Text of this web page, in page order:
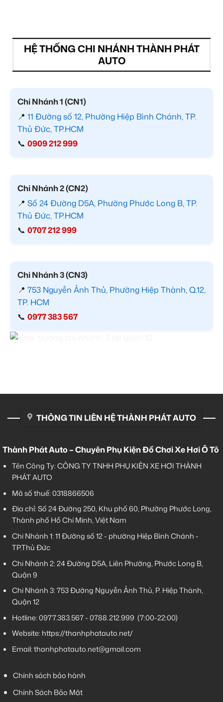
HỆ THỐNG CHI NHÁNH THÀNH PHÁT
AUTO
Chi Nhánh 1 (CN1)
📍 11 Đường số 12, Phường Hiệp Bình Chánh, TP.
Thủ Đức, TP.HCM
📞 0909 212 999
Chi Nhánh 2 (CN2)
📍 Số 24 Đường D5A, Phường Phước Long B, TP.
Thủ Đức, TP.HCM
📞 0707 212 999
Chi Nhánh 3 (CN3)
📍 753 Nguyễn Ảnh Thủ, Phường Hiệp Thành, Q.12,
TP. HCM
📞 0977 383 567
THÔNG TIN LIÊN HỆ THÀNH PHÁT AUTO
Thành Phát Auto – Chuyên Phụ Kiện Đồ Chơi Xe Hơi Ô Tô
Tên Công Ty: CÔNG TY TNHH PHỤ KIỆN XE HƠI THÀNH
PHÁT AUTO
Mã số thuế: 0318866506
Địa chỉ: Số 24 Đường 250, Khu phố 60, Phường Phước Long,
Thành phố Hồ Chí Minh, Việt Nam
Chi Nhánh 1:11 Đường số 12 - phường Hiệp Bình Chánh -
TP.Thủ Đức
Chi Nhánh 2:24 Đường D5A, Liên Phường, Phước Long B,
Quận 9
Chi Nhánh 3:753 Đường Nguyễn Ảnh Thủ, P. Hiệp Thành,
Quận 12
Hotline:0977.383.567-0788.212.999 (7:00-22:00)
Website: https://thanhphatauto.net/
Email:thanhphatauto.net@gmail.com
Chính sách bảo hành
Chính Sách Bảo Mật